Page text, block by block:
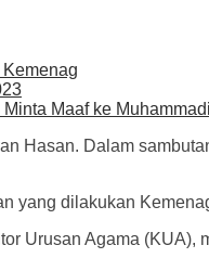
Maaf ke
Hasan. Dalam
yang dilakukan
Urusan Agama